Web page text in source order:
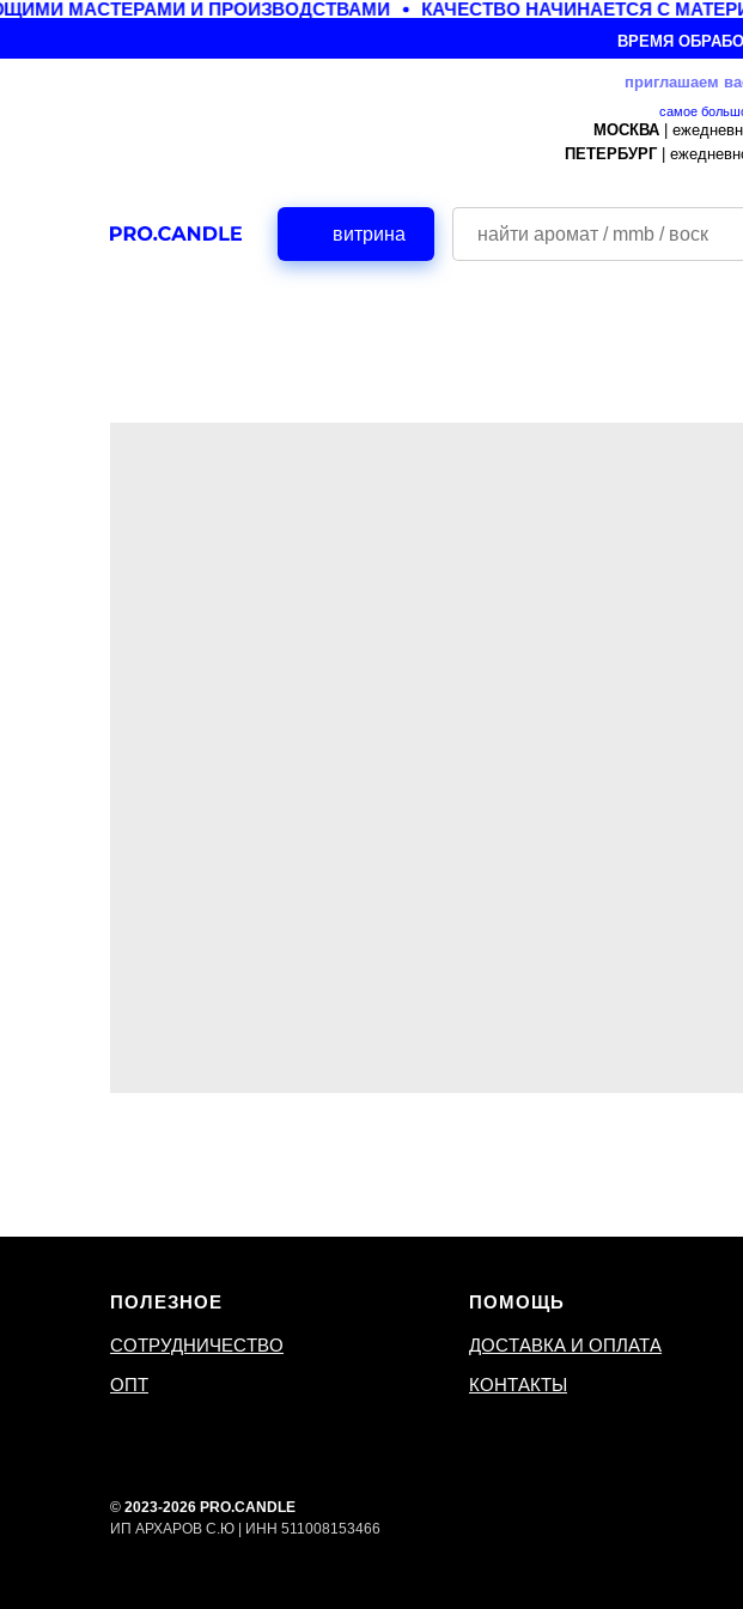
МАСТЕРАМИ И ПРОИЗВОДСТВАМИ КАЧЕСТВО НАЧИНАЕТСЯ С
ВРЕМЯ
приглашаем
самое
МОСКВА|
ПЕТЕРБУРГ|
витрина
ПОЛЕЗНОЕ
СОТРУДНИЧЕСТВО
ОПТ
ПОМОЩЬ
ДОСТАВКА И ОПЛАТА
КОНТАКТЫ
© 2023-2026 PRO.CANDLE
ИП АРХАРОВ С.Ю | ИНН 511008153466